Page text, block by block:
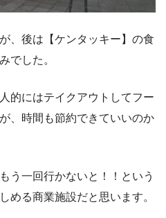
、後は【ケンタッキー】の食
でした。
的にはテイクアウトしてフー
、時間も節約できていいのか
う一回行かないと！！という
める商業施設だと思います。